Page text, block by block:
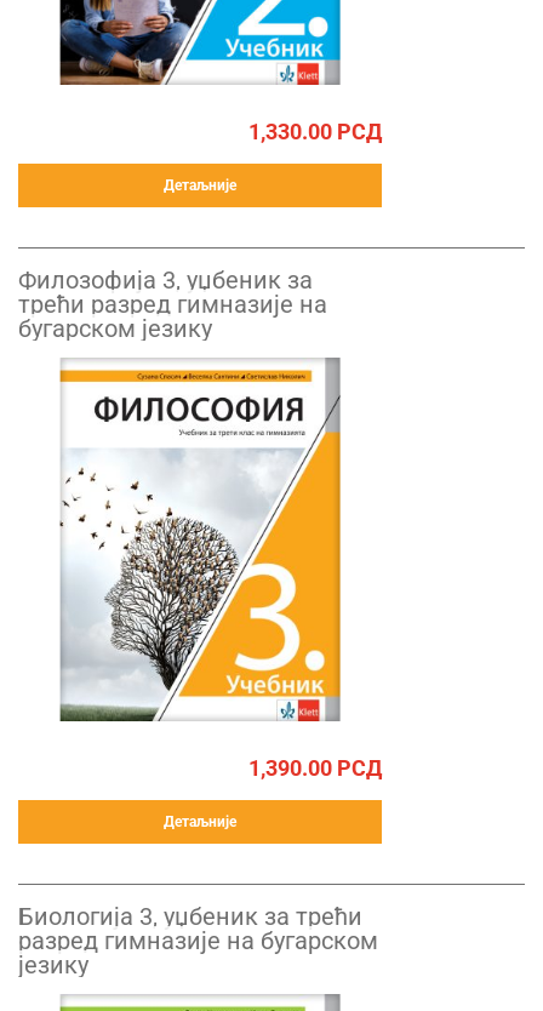
1,330.00 РСД
Детаљније
Филозофија 3, уџбеник за
трећи разред гимназије на
бугарском језику
1,390.00 РСД
Детаљније
Биологија 3, уџбеник за трећи
разред гимназије на бугарском
језику